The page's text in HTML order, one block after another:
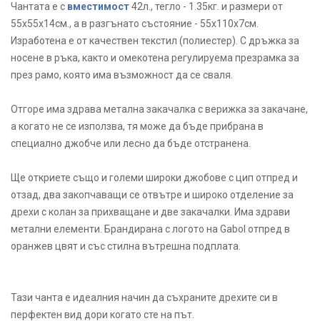
Чантата е с вместимост42л., тегло - 1.35кг. и размери от
55x55х14см., а в разгънато състояние - 55x110x7см.
Изработена е от качествен текстил (полиестер). С дръжка за
носене в ръка, както и омекотена регулируема презрамка за
през рамо, която има възможност да се сваля.
Отгоре има здрава метална закачалка с верижка за закачане,
а когато не се използва, тя може да бъде прибрана в
специално джобче или лесно да бъде отстранена.
Ще откриете също и големи широки джобове с цип отпред и
отзад, два закопчаващи се отвътре и широко отделение за
дрехи с колан за прихващане и две закачалки. Има здрави
метални елементи. Брандирана с логото на Gabol отпред в
оранжев цвят и със стилна вътрешна подплата.
Тази чанта е идеалния начин да съхраните дрехите си в
перфектен вид дори когато сте на път.